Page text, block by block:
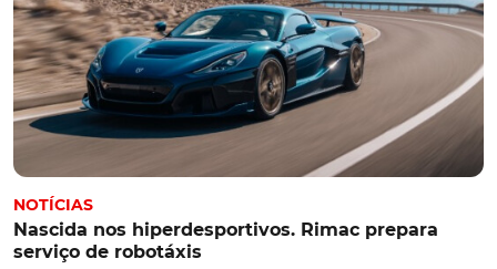
NOTÍCIAS
Nascida nos hiperdesportivos. Rimac prepara
serviço de robotáxis